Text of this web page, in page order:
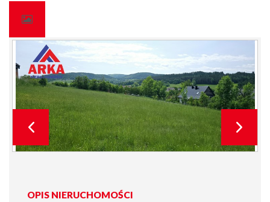
OPIS NIERUCHOMOŚCI